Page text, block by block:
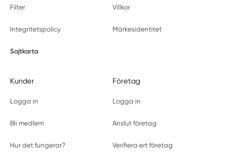
Filter Villkor
Integritetspolicy Märkesidentitet
Sajtkarta
Kunder
Logga in
Bli medlem
Hur det fungerar?
Företag
Logga in
Anslut företag
Verifiera ert företag